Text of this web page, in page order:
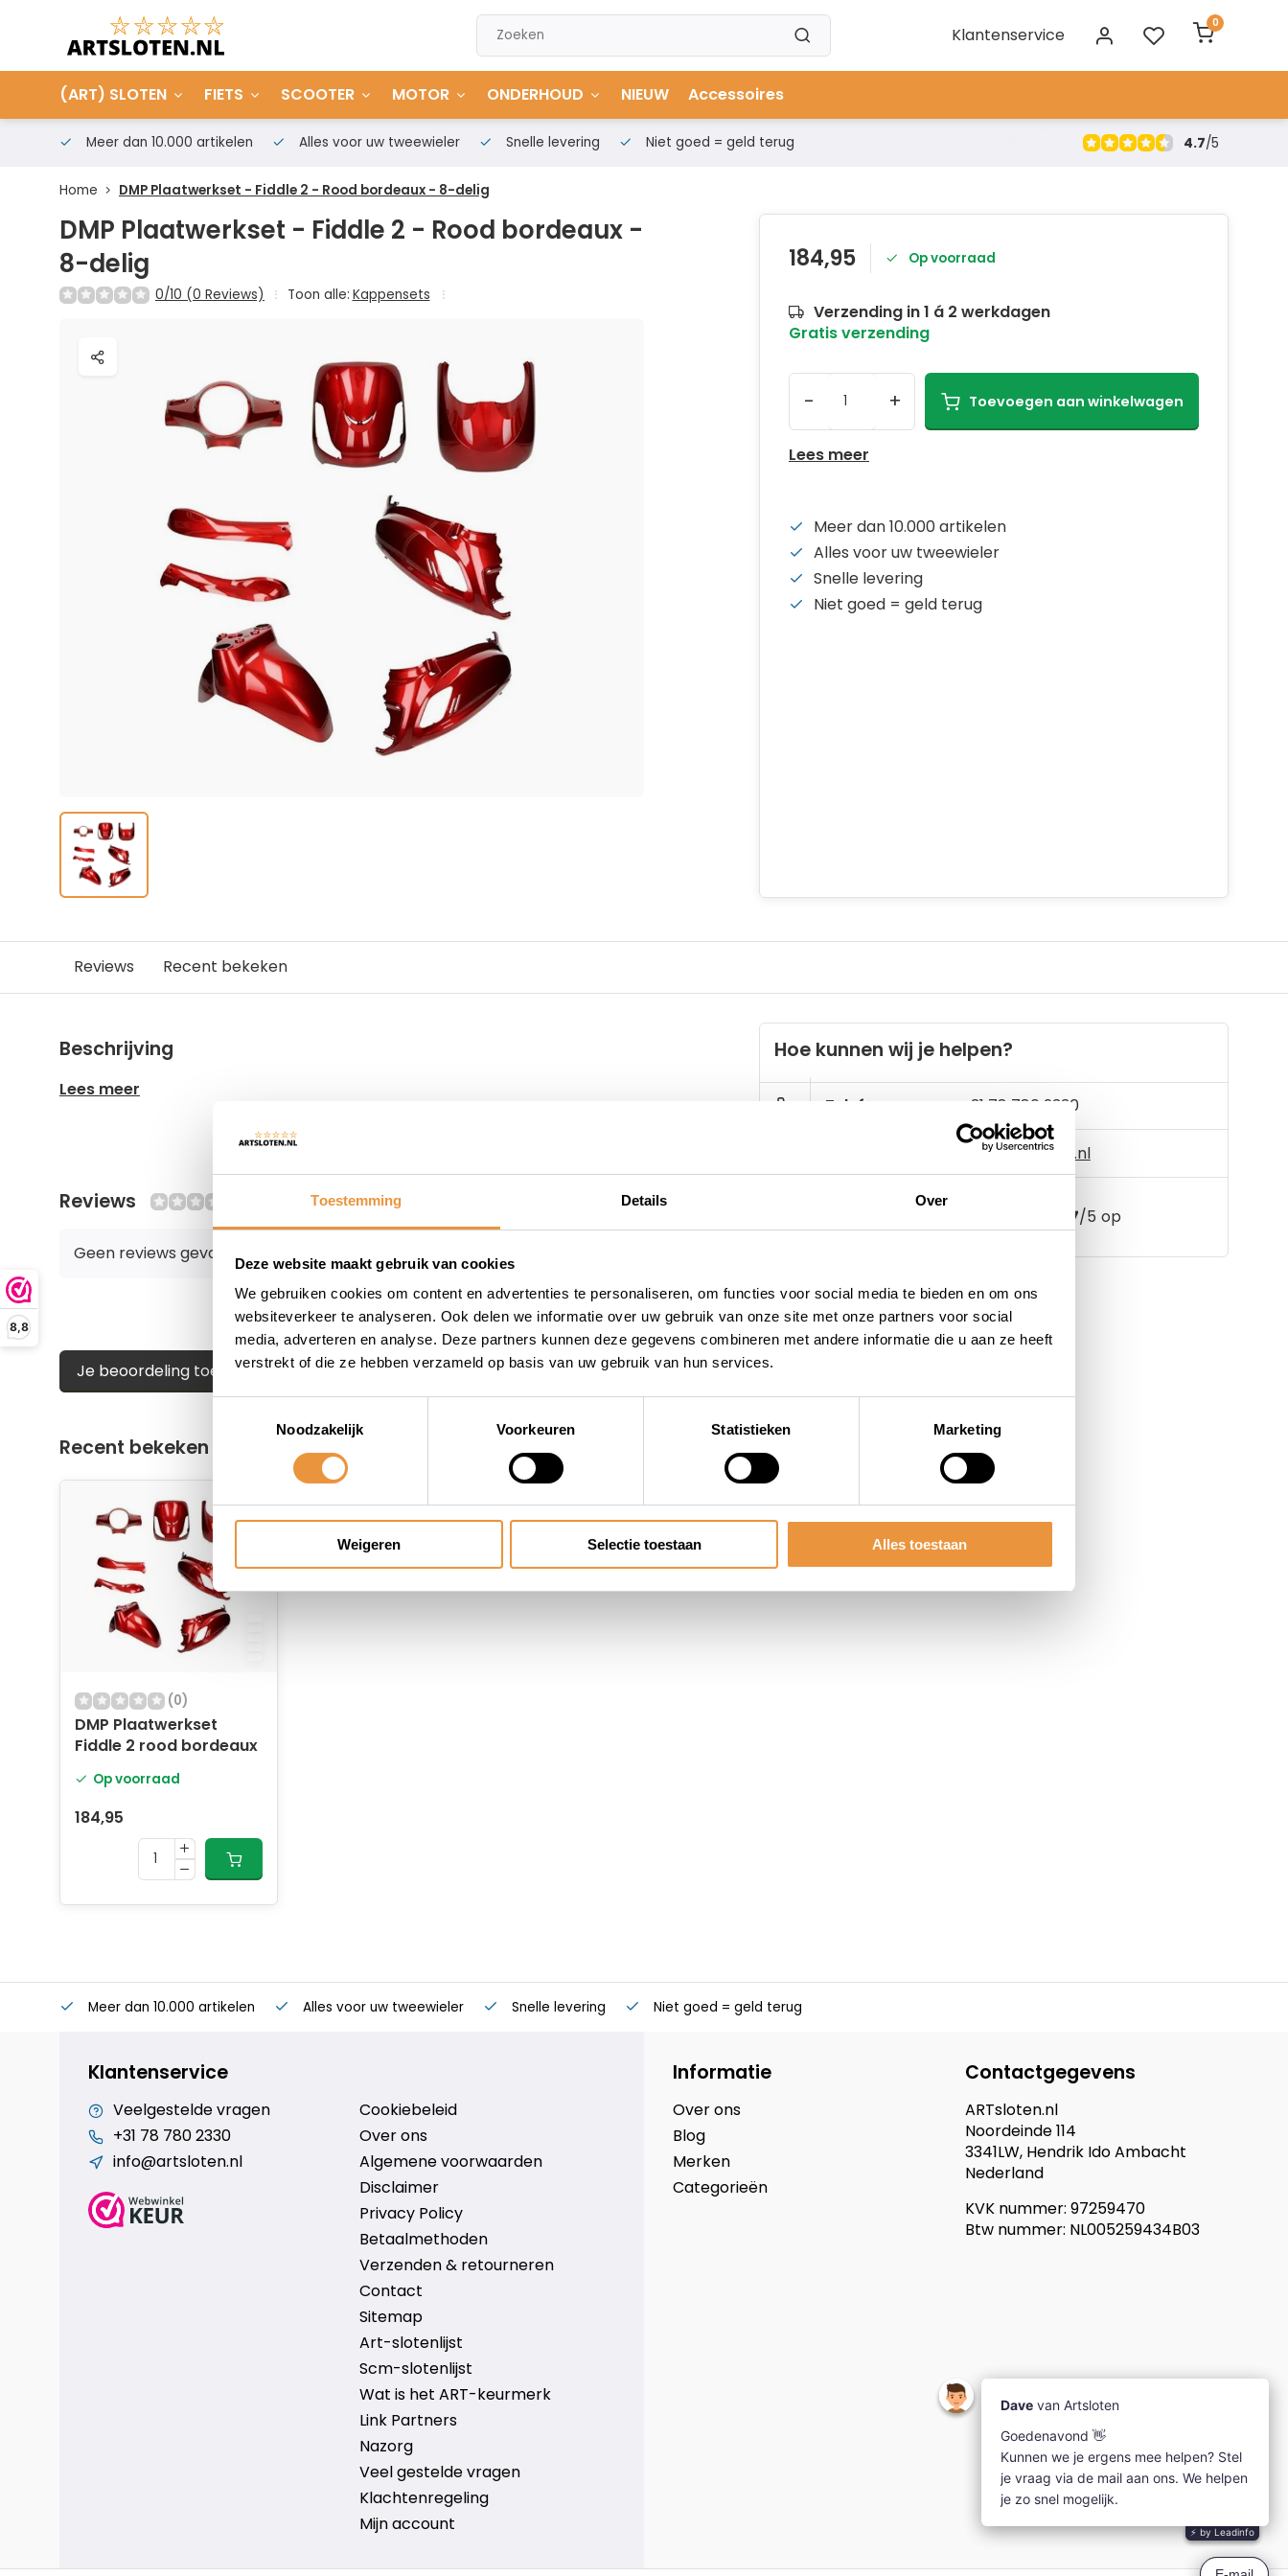
Toestemming Details Over
Deze website maakt gebruik van cookies
We gebruiken cookies om content en advertenties te personaliseren, om functies voor social media te bieden en om ons
websiteverkeer te analyseren. Ook delen we informatie over uw gebruik van onze site met onze partners voor social
media, adverteren en analyse. Deze partners kunnen deze gegevens combineren met andere informatie die u aan ze heeft
verstrekt of die ze hebben verzameld op basis van uw gebruik van hun services.
Noodzakelijk
Voorkeuren Statistieken Marketing
Weigeren Selectie toestaan Alles toestaan
8,8
Klantenservice
0
(ART) SLOTEN FIETS SCOOTER MOTOR ONDERHOUD NIEUW Accessoires
Meer dan 10.000 artikelen Alles voor uw tweewieler Snelle levering Niet goed = geld terug 4.7/5
Home DMP Plaatwerkset - Fiddle 2 - Rood bordeaux - 8-delig
DMP Plaatwerkset - Fiddle 2 - Rood bordeaux -
8-delig
0/10 (0 Reviews) Toon alle: Kappensets
184,95 Op voorraad
Verzending in 1 á 2 werkdagen
Gratis verzending
- + Toevoegen aan winkelwagen
Lees meer
Meer dan 10.000 artikelen
Alles voor uw tweewieler
Snelle levering
Niet goed = geld terug
Reviews Recent bekeken
Beschrijving
Lees meer
Reviews
Geen reviews gevonden
Je beoordeling toevoegen
Hoe kunnen wij je helpen?
Telefoon: +31 78 780 2330
info@artsloten.nl
4.7/5 op
Recent bekeken
(0)
DMP Plaatwerkset
Fiddle 2 rood bordeaux
Op voorraad
184,95
Meer dan 10.000 artikelen Alles voor uw tweewieler Snelle levering Niet goed = geld terug
Klantenservice
Veelgestelde vragen
+31 78 780 2330
info@artsloten.nl
Cookiebeleid
Over ons
Algemene voorwaarden
Disclaimer
Privacy Policy
Betaalmethoden
Verzenden & retourneren
Contact
Sitemap
Art-slotenlijst
Scm-slotenlijst
Wat is het ART-keurmerk
Link Partners
Nazorg
Veel gestelde vragen
Klachtenregeling
Mijn account
Informatie
Over ons
Blog
Merken
Categorieën
Contactgegevens
ARTsloten.nl
Noordeinde 114
3341LW, Hendrik Ido Ambacht
Nederland
KVK nummer: 97259470
Btw nummer: NL005259434B03